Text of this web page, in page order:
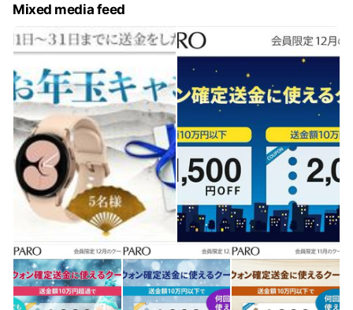
Mixed media feed